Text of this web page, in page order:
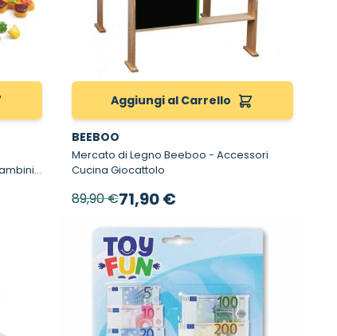
Aggiungi al Carrello
BEEBOO
Mercato di Legno Beeboo - Accessori
Cucina Giocattolo
89,90 €Prezzo speciale
71,90 €